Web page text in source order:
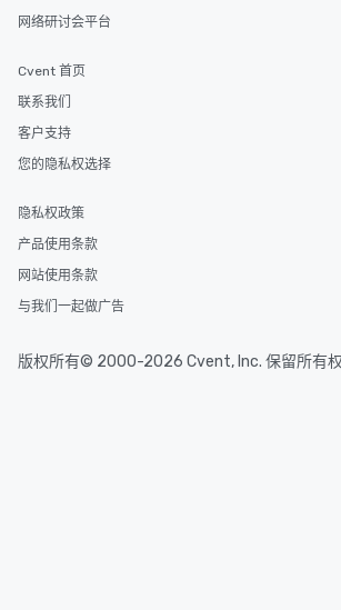
网络研讨会平台
Cvent 首页
联系我们
客户支持
您的隐私权选择
隐私权政策
产品使用条款
网站使用条款
与我们一起做广告
版权所有© 2000-2026 Cvent, Inc. 保留所有